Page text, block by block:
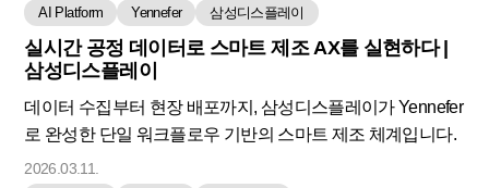
AI Platform Yennefer 삼성디스플레이
실시간 공정 데이터로 스마트 제조 AX를 실현하다 |
삼성디스플레이
데이터 수집부터 현장 배포까지, 삼성디스플레이가 Yennefer
로 완성한 단일 워크플로우 기반의 스마트 제조 체계입니다.
2026.03.11.